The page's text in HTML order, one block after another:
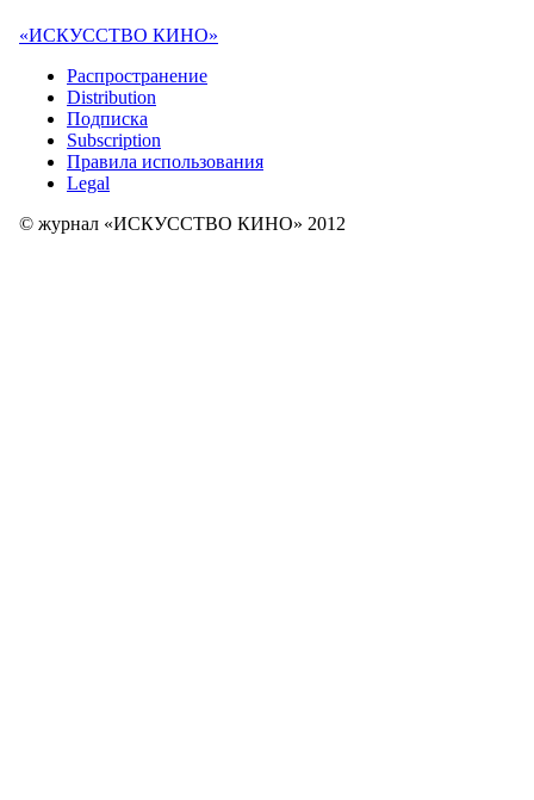
«ИСКУССТВО КИНО»
Распространение
Distribution
Подписка
Subscription
Правила использования
Legal
© журнал «ИСКУССТВО КИНО» 2012